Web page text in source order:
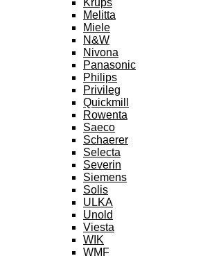
Krups
Melitta
Miele
N&W
Nivona
Panasonic
Philips
Privileg
Quickmill
Rowenta
Saeco
Schaerer
Selecta
Severin
Siemens
Solis
ULKA
Unold
Viesta
WIK
WMF